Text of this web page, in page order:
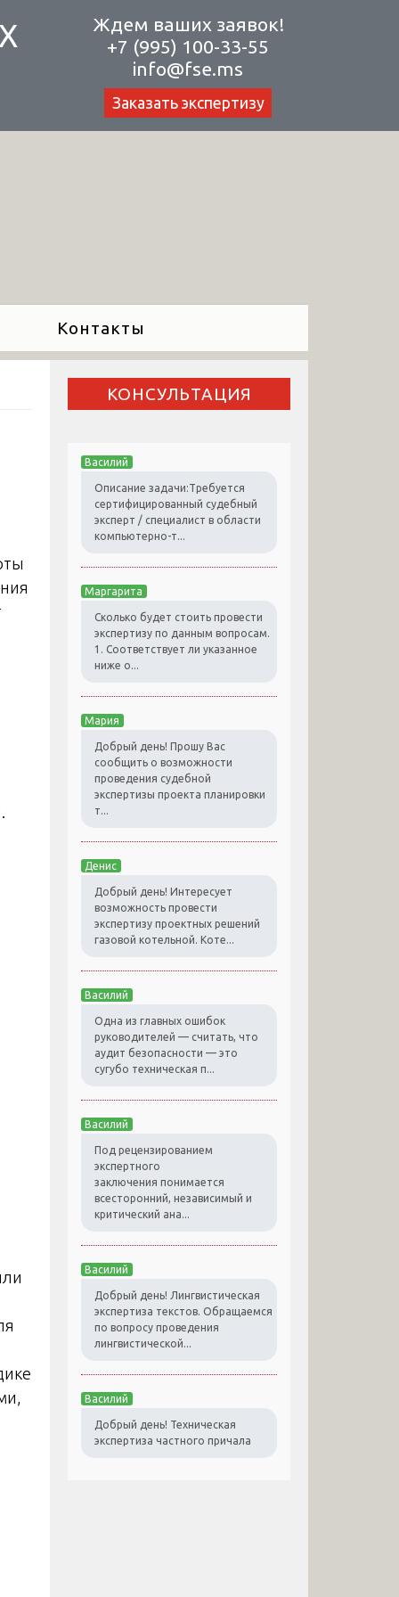
Ждем ваших заявок!
+7 (995) 100-33-55
info@fse.ms
Заказать экспертизу
Контакты
КОНСУЛЬТАЦИЯ
Василий
Описание задачи:Требуется
сертифицированный судебный
эксперт / специалист в области
компьютерно-т...
Маргарита
Сколько будет стоить провести
экспертизу по данным вопросам.
1. Соответствует ли указанное
ниже о...
Мария
Добрый день! Прошу Вас
сообщить о возможности
проведения судебной
экспертизы проекта планировки
т...
Денис
Добрый день! Интересует
возможность провести
экспертизу проектных решений
газовой котельной. Коте...
Василий
Одна из главных ошибок
руководителей — считать, что
аудит безопасности — это
сугубо техническая п...
Василий
Под рецензированием
экспертного
заключения понимается
всесторонний, независимый и
критический ана...
Василий
Добрый день! Лингвистическая
экспертиза текстов. Обращаемся
по вопросу проведения
лингвистической...
Василий
Добрый день! Техническая
экспертиза частного причала